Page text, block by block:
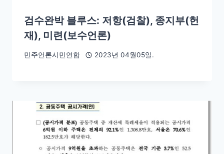
검수완박 블루스: 저항(검찰), 종지부(헌
재), 미련(보수언론)
민주언론시민연합 2023년 04월05일.